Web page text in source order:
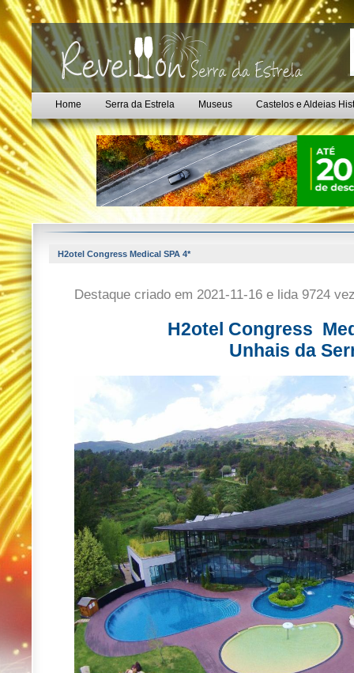
Home Serra da Estrela Museus Castelos e Aldeias
H2otel Congress Medical SPA 4*
Destaque criado em 2021-11-16 e lida 9724
H2otel Congress
Unhais da